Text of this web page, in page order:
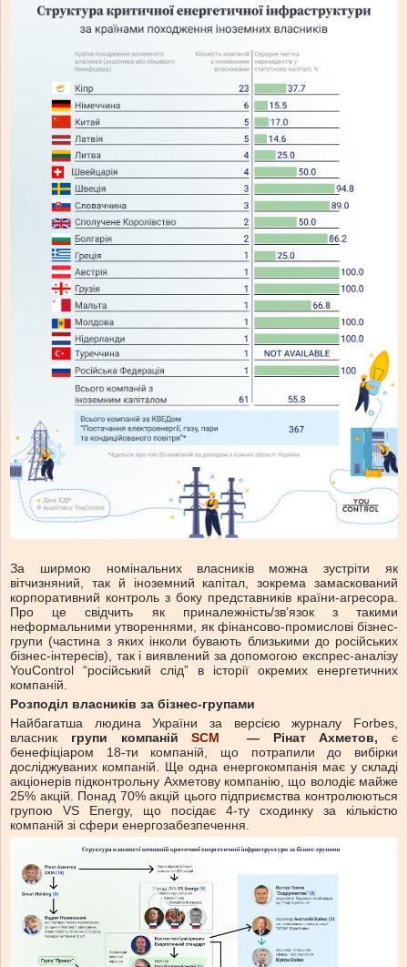
За ширмою номінальних власників можна зустріти як
вітчизняний, так й іноземний капітал, зокрема замаскований
корпоративний контроль з боку представників країни-агресора.
Про це свідчить як приналежність/зв’язок з такими
неформальними утвореннями, як фінансово-промислові бізнес-
групи (частина з яких інколи бувають близькими до російських
бізнес-інтересів), так і виявлений за допомогою експрес-аналізу
YouControl “російський слід” в історії окремих енергетичних
компаній.
Розподіл власників за бізнес-групами
Найбагатша людина України за версією журналу Forbes,
власник групи компанійSCM — Рінат Ахметов, є
бенефіціаром 18-ти компаній, що потрапили до вибірки
досліджуваних компаній. Ще одна енергокомпанія має у складі
акціонерів підконтрольну Ахметову компанію, що володіє майже
25% акцій. Понад 70% акцій цього підприємства контролюються
групою VS Energy, що посідає 4-ту сходинку за кількістю
компаній зі сфери енергозабезпечення.